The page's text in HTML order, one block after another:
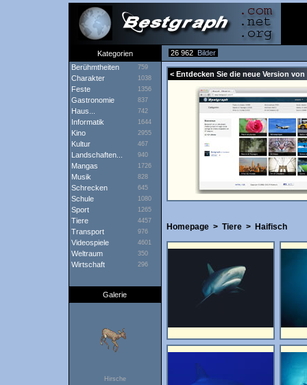
Kategorien 26 962 Bilder
Berühmtheiten
759
Charakter 1038
Feste 1356
Gastronomie 837
Haus... 742
Informatik 1644
Kino 2955
Kultur 467
Landschaften... 940
Mangas 1726
Musik 828
Schrecken 645
Schule 1080
Sport 1265
Tiere 4457
Transport 976
Videospiele 4601
Weltraum 350
Wirtschaft 296
Galerie
Hirsche
< Entdecken Sie die neue Version
Homepage> Tiere> Haifisch